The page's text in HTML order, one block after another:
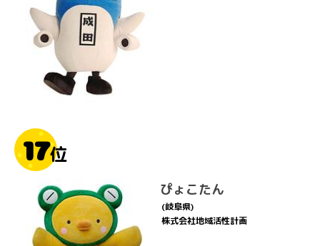
17位
ぴょこたん
(岐阜県)
株式会社地域活性計画